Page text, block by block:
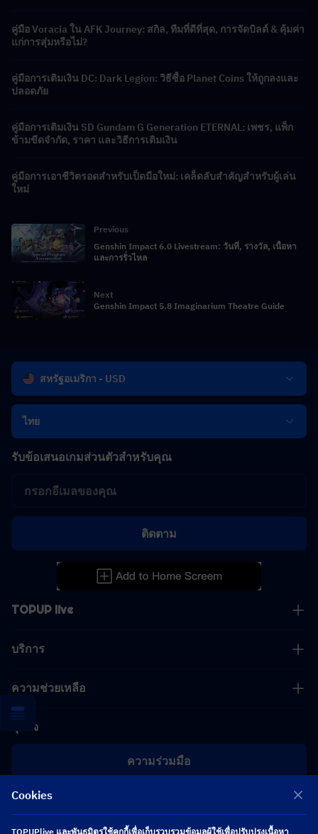
คู่มือ Voracia ใน AFK Journey: สกิล, ทีมที่ดีที่สุด, การจัดบิลด์ & คุ้มค่า
แก่การสุ่มหรือไม่?
คู่มือการเติมเงิน DC: Dark Legion: วิธีซื้อ Planet Coins ให้ถูกลงและ
ปลอดภัย
คู่มือการเติมเงิน SD Gundam G Generation ETERNAL: เพชร, แพ็ก
ข้ามขีดจำกัด, ราคา และวิธีการเติมเงิน
คู่มือการเอาชีวิตรอดสำหรับเป็ดมือใหม่: เคล็ดลับสำคัญสำหรับผู้เล่น
ใหม่
Previous
Genshin Impact 6.0 Livestream: วันที่, รางวัล, เนื้อหา
และการรั่วไหล
Next
Genshin Impact 5.8 Imaginarium Theatre Guide
สหรัฐอเมริกา - USD
ไทย
TOPUP live
บริการ
ความช่วยเหลือ
ธุรกิจ
ความร่วมมือ
[email protected]
[email protected]
รับข้อเสนอเกมส่วนตัวสำหรับคุณ
ติดตาม
Cookies
TOPUPlive และพันธมิตรใช้คุกกี้เพื่อเก็บรวบรวมข้อมูลผู้ใช้เพื่อปรับปรุงเนื้อหา